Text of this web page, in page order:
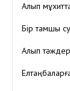
Алып
Бір тамшы
Алып